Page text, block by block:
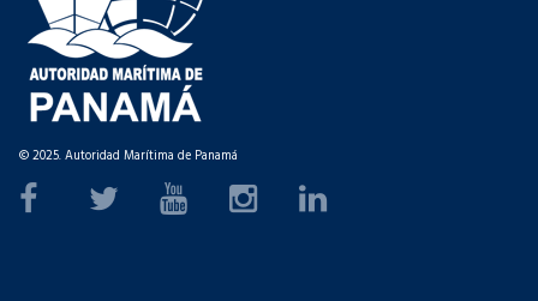
© 2025. Autoridad Marítima de Panamá